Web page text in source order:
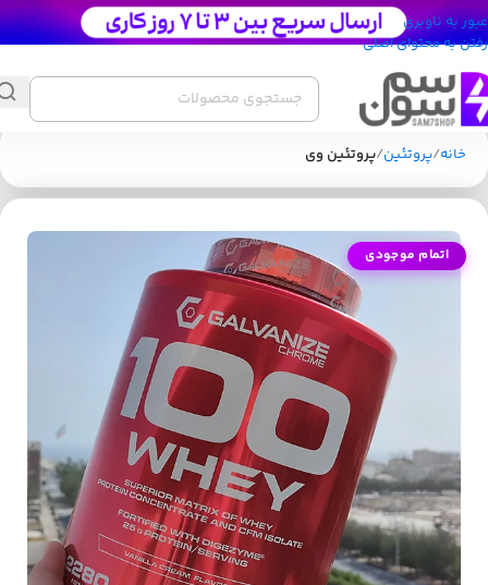
عبور به ناوبری
رفتن به محتوای اصلی
خانه پروتئین پروتئین وی
اتمام موجودی